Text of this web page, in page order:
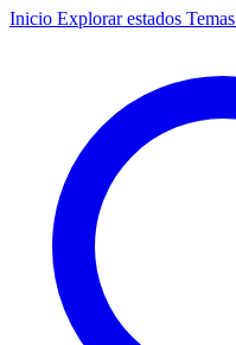
Inicio Explorar estados Temas